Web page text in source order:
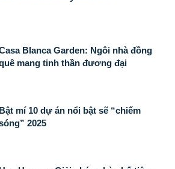
Blanca Garden: Ngôi nhà đồng
mang tinh thần đương đại
Bật mí 10 dự án nổi bật sẽ “chiếm
2025